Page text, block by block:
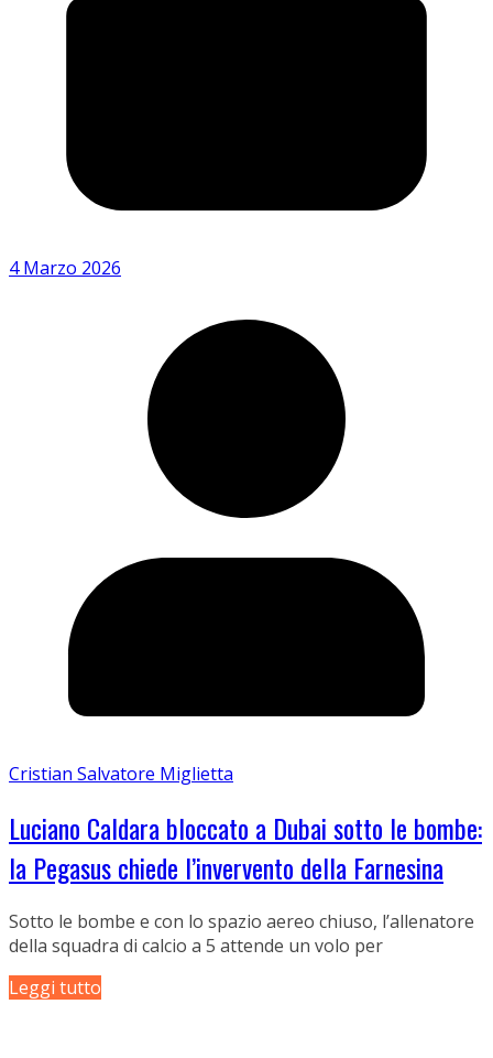
4 Marzo 2026
Cristian Salvatore Miglietta
Luciano Caldara bloccato a Dubai sotto le bombe:
la Pegasus chiede l’invervento della Farnesina
Sotto le bombe e con lo spazio aereo chiuso, l’allenatore
della squadra di calcio a 5 attende un volo per
Leggi tutto